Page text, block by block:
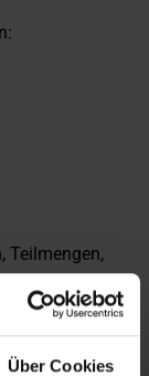
Über Cookies
Teilmengen,